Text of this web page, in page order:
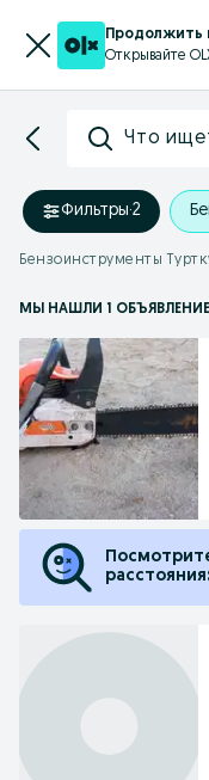
Продолжить
Открывайте
Что
Фильтры·2
Бензоинструменты
МЫ НАШЛИ 1 ОБЪЯВЛЕНИЕ
расстояния: